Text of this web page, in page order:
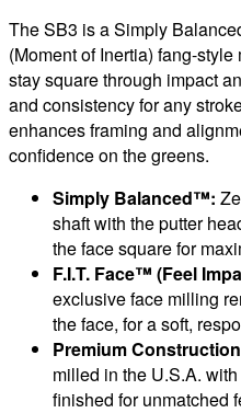
The SB3 is a Simply
(Moment of Inertia) fang-
stay square through impact
and consistency for any
enhances framing and
confidence on the greens.
Simply Balanced™:
shaft with the putter
the face square for
F.I.T. Face™ (Feel
exclusive face milling
the face, for a soft,
Premium Construction
milled in the U.S.A.
finished for unmatched